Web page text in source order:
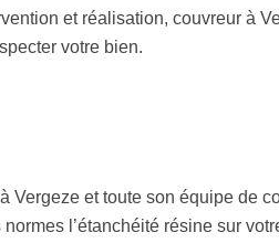
et réalisation, couvreur à
votre bien.
Vergeze et toute son équipe de
l’étanchéité résine sur